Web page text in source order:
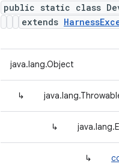
public static class
extends
java.lang.Object
↳
↳
↳